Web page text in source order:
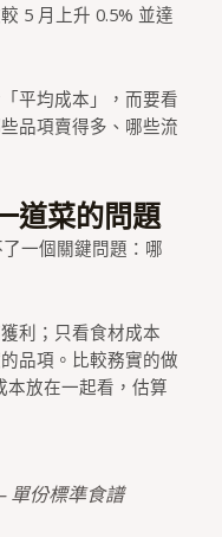
5 月上升 0.5% 並達
平均成本」，而要看
品項賣得多、哪些流
道菜的問題
一個關鍵問題：哪
利；只看食材成本
品項。比較務實的做
本放在一起看，估算
單份標準食譜